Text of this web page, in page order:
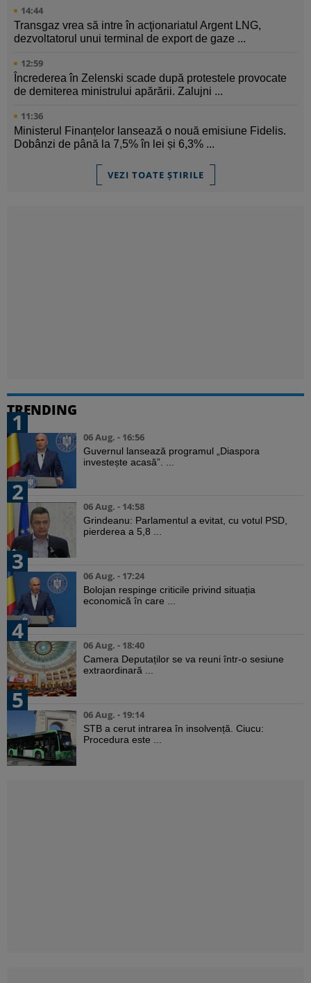
14:44
Transgaz vrea să intre în acţionariatul Argent LNG,
dezvoltatorul unui terminal de export de gaze ...
12:59
Încrederea în Zelenski scade după protestele provocate
de demiterea ministrului apărării. Zalujni ...
11:36
Ministerul Finanțelor lansează o nouă emisiune Fidelis.
Dobânzi de până la 7,5% în lei și 6,3% ...
VEZI TOATE ȘTIRILE
TRENDING
1
06 Aug. - 16:56
Guvernul lansează programul „Diaspora
investește acasă”. ...
2
06 Aug. - 14:58
Grindeanu: Parlamentul a evitat, cu votul PSD,
pierderea a 5,8 ...
3
06 Aug. - 17:24
Bolojan respinge criticile privind situația
economică în care ...
4
06 Aug. - 18:40
Camera Deputaților se va reuni într-o sesiune
extraordinară ...
5
06 Aug. - 19:14
STB a cerut intrarea în insolvență. Ciucu:
Procedura este ...